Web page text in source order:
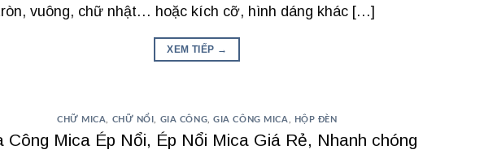
vuông, chữ nhật… hoặc kích cỡ, hình dáng khác […]
XEM TIẾP →
CHỮ MICA CHỮ NỔI GIA CÔNG ,GIA CÔNG MICA HỘP ĐÈN
Công Mica Ép Nổi, Ép Nổi Mica Giá Rẻ, Nhanh chóng